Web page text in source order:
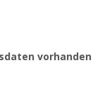
vorhanden